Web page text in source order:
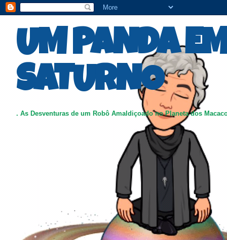
UM PANDA
SATURNO
. As Desventuras de um Robô Amaldiçoado no Planeta dos